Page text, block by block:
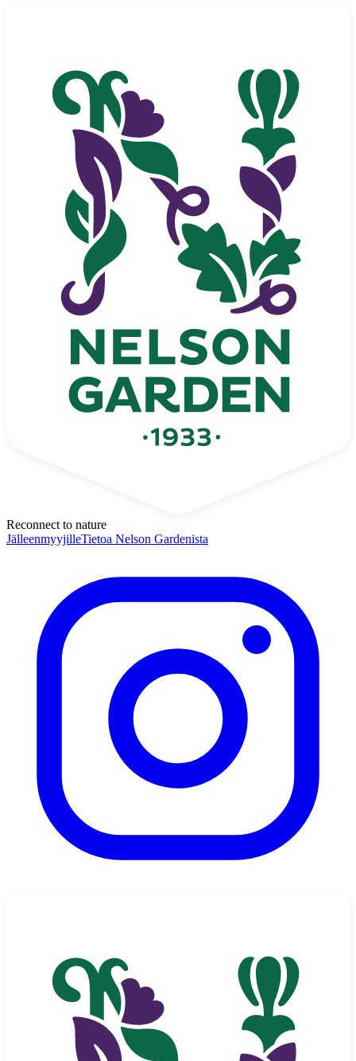
Reconnect to nature
JälleenmyyjilleTietoa Nelson Gardenista